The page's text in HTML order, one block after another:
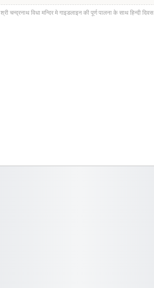
श्री चन्द्रनाथ विधा मन्दिर मे गाइडलाइन की पूर्ण पालना के साथ हिन्दी